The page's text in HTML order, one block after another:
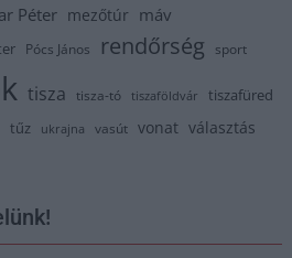
Péter mezőtúr máv
Pócs János rendőrség sport
tisza tisza-tó tiszaföldvár tiszafüred
tűz ukrajna vasút vonat választás